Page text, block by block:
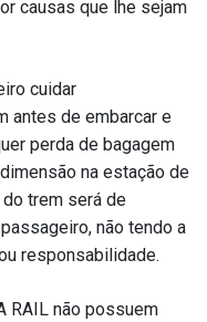
causas que lhe sejam
cuidar
antes de embarcar e
perda de bagagem
na estação de
trem será de
não tendo a
responsabilidade.
RAIL não possuem